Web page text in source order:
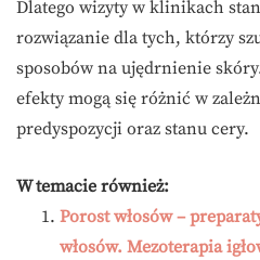
Dlatego wizyty w klinikach
rozwiązanie dla tych, którzy
sposobów na ujędrnienie
efekty mogą się różnić w
predyspozycji oraz stanu cery.
W temacie również:
Porost włosów –
włosów. Mezoterapia